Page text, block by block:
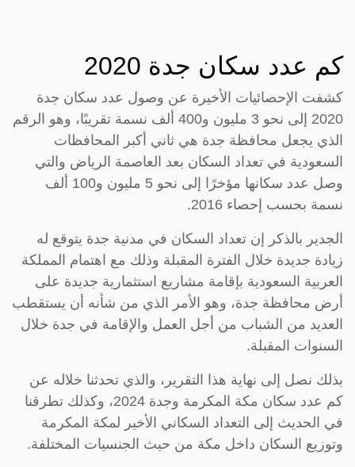
كم عدد سكان جدة 2020
كشفت الإحصائيات الأخيرة عن وصول عدد سكان جدة
2020 إلى نحو 3 مليون و400 ألف نسمة تقريبًا، وهو الرقم
الذي يجعل محافظة جدة هي ثاني أكبر المحافظات
السعودية في تعداد السكان بعد العاصمة الرياض والتي
وصل عدد سكانها مؤخرًا إلى نحو 5 مليون و100 ألف
نسمة بحسب إحصاء 2016.
الجدير بالذكر إن تعداد السكان في مدنية جدة يتوقع له
زيادة جديدة خلال الفترة المقبلة وذلك مع اهتمام المملكة
العربية السعودية بإقامة مشاريع استثمارية جديدة على
أرض محافظة جدة، وهو الأمر الذي من شأنه أن يستقطب
العديد من الشباب من أجل العمل والإقامة في جدة خلال
السنوات المقبلة.
بذلك نصل إلى نهاية هذا التقرير، والذي تحدثنا خلاله عن
كم عدد سكان مكة المكرمة وجدة 2024، وكذلك تطرقنا
في الحديث إلى التعداد السكاني الأخير لمكة المكرمة
وتوزيع السكان داخل مكة من حيث الجنسيات المختلفة.